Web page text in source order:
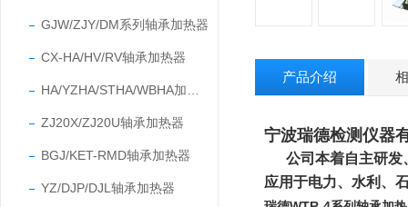
GJW/ZJY/DM系列轴承加热器
CX-HA/HV/RV轴承加热器
ZJ20X/ZJ20U轴承加热器
BGJ/KET-RMD轴承加热器
YZ/DJP/DJL轴承加热器
产品介绍
宁波瑞德检测仪器
公司本着自主研发
应用于电力、水利、